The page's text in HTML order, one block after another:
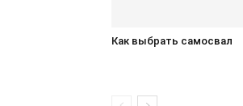
Как выбрать самосвал